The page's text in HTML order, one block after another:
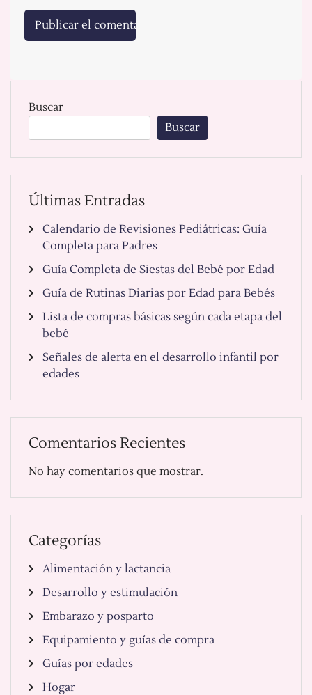
Buscar
Buscar
Últimas Entradas
Calendario de Revisiones Pediátricas: Guía
Completa para Padres
Guía Completa de Siestas del Bebé por Edad
Guía de Rutinas Diarias por Edad para Bebés
Lista de compras básicas según cada etapa del
bebé
Señales de alerta en el desarrollo infantil por
edades
Comentarios Recientes
No hay comentarios que mostrar.
Categorías
Alimentación y lactancia
Desarrollo y estimulación
Embarazo y posparto
Equipamiento y guías de compra
Guías por edades
Hogar